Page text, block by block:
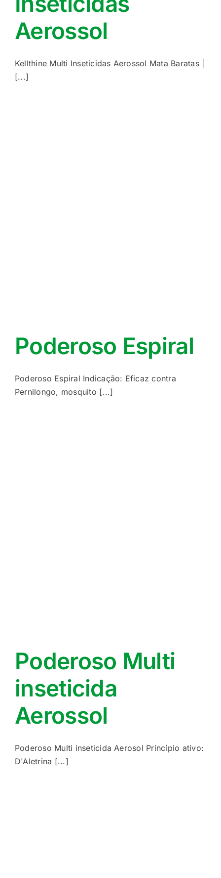
Aerossol
Kellthine Multi Inseticidas Aerossol Mata Baratas |
[...]
Poderoso Espiral
Poderoso Espiral Indicação: Eficaz contra
Pernilongo, mosquito [...]
Poderoso Multi
inseticida
Aerossol
Poderoso Multi inseticida Aerosol Princípio ativo:
D'Aletrina [...]